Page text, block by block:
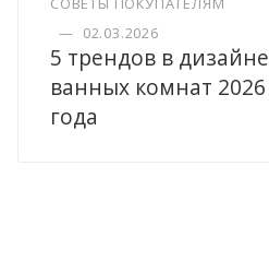
— 02.03.2026
5 трендов в дизайне
ванных комнат 2026
года